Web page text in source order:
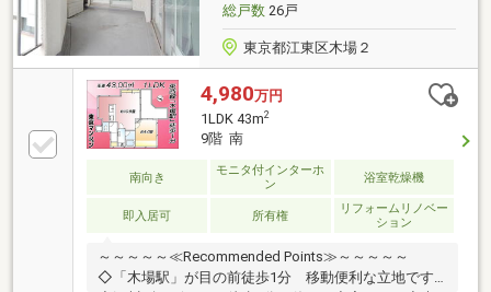
総戸数26戸
東京都江東区木場２
4,980万円
1LDK 43m2
9階 南
南向き
モニタ付インターホ
ン
浴室乾燥機
即入居可 所有権
リフォームリノベー
ション
～～～～～≪Recommended Points≫～～～～～
◇「木場駅」が目の前徒歩1分 移動便利な立地です